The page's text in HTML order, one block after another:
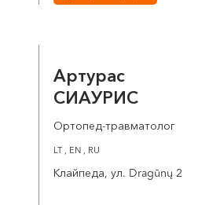
Артурас
СИАУРИС
Ортопед-травматолог
LT , EN , RU
Клайпеда, ул. Dragūnų 2